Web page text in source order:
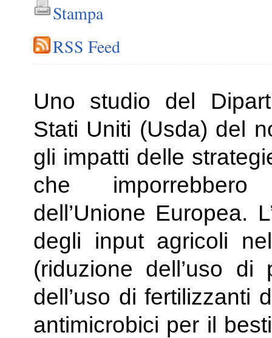
Stampa
RSS Feed
Uno studio del
Stati Uniti (Usda) del
gli impatti delle
che imporrebbero
dell’Unione Europea.
degli input agricoli
(riduzione dell’uso
dell’uso di fertilizzanti
antimicrobici per il